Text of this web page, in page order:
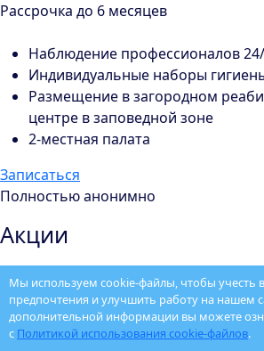
Рассрочка до 6 месяцев
Наблюдение профессионалов
Индивидуальные наборы
Размещение в загородном
центре в заповедной зоне
2-местная палата
Записаться
Полностью анонимно
Акции
-1000₽ на кодирование
При заказе услуги “Вывод из запоя”
похмелья” скидка на кодирование
Мы используем cookie-файлы, чтобы учесть
предпочтения и улучшить работу на нашем
дополнительной информации вы можете
с Политикой использования cookie-файлов.